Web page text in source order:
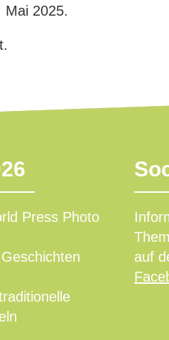
Mai 2025.
Press Photo
auf